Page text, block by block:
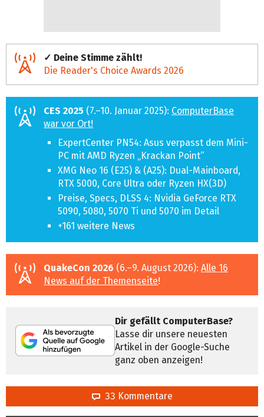
✓ Deine Stimme zählt!
Die Reader's Choice Awards 2026
CES 2025 (7.–10. Januar 2025): ComputerBase
war vor Ort!
ExpertCenter PN54: Asus verpasst dem Mini-
PC mit AMD Ryzen „Krackan Point“
XMG Neo 16 (E25) & (A25): Dual-Mainboard,
RTX 5000, Core Ultra oder Ryzen HX(3D)
Preise, Specs, DLSS 4: Nvidia GeForce RTX
5090, 5080, 5070 Ti und 5070 im Detail
+161 weitere News
QuakeCon 2026 (6.–9. August 2026): Alle 16
News auf der Themenseite!
Dir gefällt ComputerBase?
Lasse dir unsere neuesten
Artikel in der Google-Suche
ganz oben anzeigen!
33 Kommentare